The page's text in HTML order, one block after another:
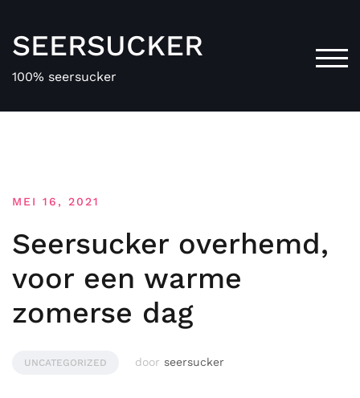
deSEERSUCKER
100% seersucker
MEI 16, 2021
Seersucker overhemd,
voor een warme
zomerse dag
UNCATEGORIZED door seersucker